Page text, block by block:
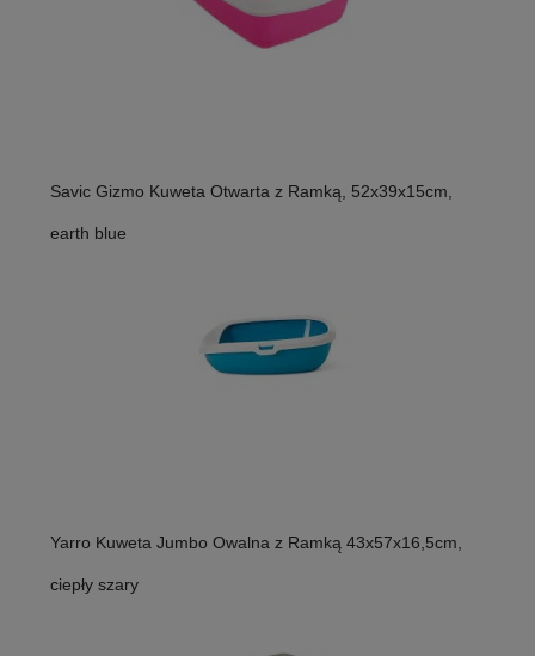
Savic Gizmo Kuweta Otwarta z Ramką, 52x39x15cm,
earth blue
Yarro Kuweta Jumbo Owalna z Ramką 43x57x16,5cm,
ciepły szary